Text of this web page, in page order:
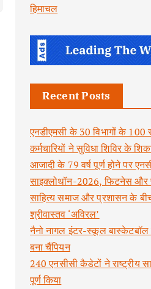
हिमाचल
Recent Posts
एनडीएमसी के 30 विभागों के 100
कर्मचारियों ने सुविधा शिविर के
आजादी के 79 वर्ष पूर्ण होने पर
साइक्लोथॉन-2026, फिटनेस और
साहित्य समाज और प्रशासन के
श्रीवास्तव ‘अविरल’
नैनो नागल इंटर-स्कूल
बना चैंपियन
240 एनसीसी कैडेटों ने राष्ट्रीय
पूर्ण किया